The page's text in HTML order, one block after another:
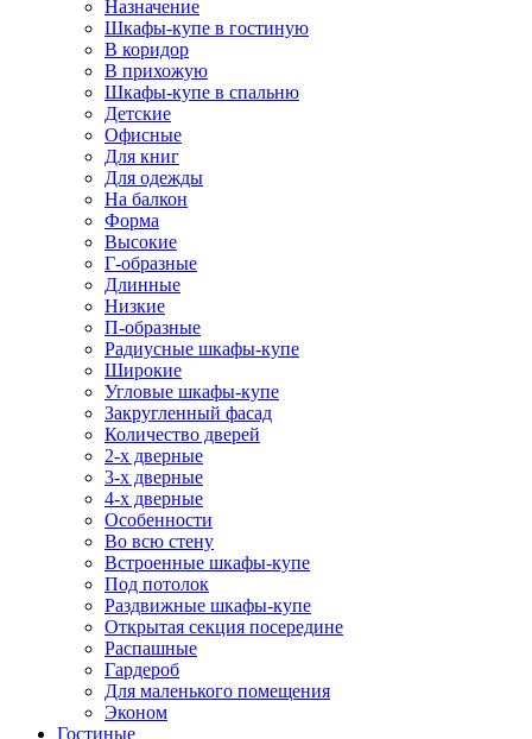
Назначение
Шкафы-купе в гостиную
В коридор
В прихожую
Шкафы-купе в спальню
Детские
Офисные
Для книг
Для одежды
На балкон
Форма
Высокие
Г-образные
Длинные
Низкие
П-образные
Радиусные шкафы-купе
Широкие
Угловые шкафы-купе
Закругленный фасад
Количество дверей
2-х дверные
3-х дверные
4-х дверные
Особенности
Во всю стену
Встроенные шкафы-купе
Под потолок
Раздвижные шкафы-купе
Открытая секция посередине
Распашные
Гардероб
Для маленького помещения
Эконом
Гостиные